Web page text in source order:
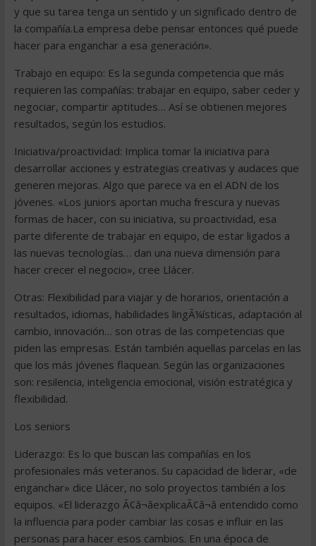
y que su tarea tenga un sentido y un significado dentro de
la compañía.La empresa debe pensar entonces qué puede
hacer para enganchar a esa generación».
Trabajo en equipo: Es la segunda competencia que más
requieren las compañías: trabajar en equipo, saber ceder y
negociar, compartir aptitudes… Así se obtienen mejores
resultados, según los estudios.
Iniciativa/proactividad: Implica tomar la iniciativa para
desarrollar acciones y estrategias creativas y audaces que
generen mejoras. Algo que parece va en el ADN de los
jóvenes. «Los juniors aportan mucha frescura y nuevas
formas de hacer, con su iniciativa, su proactividad, esa
parte diferente de trabajar en equipo, de estar ligados a
las nuevas tecnologías… dan una nueva dimensión para
hacer crecer el negocio», cree Llácer.
Otras: Flexibilidad para viajar y de horarios, orientación a
resultados, idiomas, habilidades lingÃ¼ísticas, adaptación al
cambio, innovación… son otras de las competencias que
piden las empresas. Están también aquellas parcelas en las
que los más jóvenes flaquean. Según las organizaciones
son: resilencia, inteligencia emocional, visión estratégica y
flexibilidad.
Los seniors
Liderazgo: Es lo que buscan las compañías en los
profesionales más veteranos. Su capacidad de liderar, «de
enganchar» dice Llácer, no solo proyectos también a los
equipos. «El liderazgo Ã¢â¬âexplicaÃ¢â¬â entendido como
la influencia para poder cambiar las cosas e influir en las
personas para hacer esos cambios. En una época de